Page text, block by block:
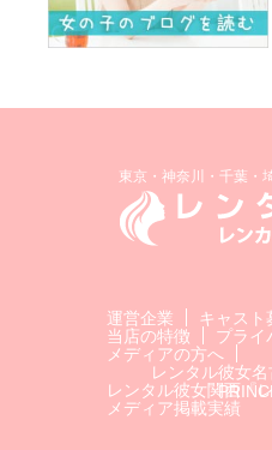
東京・神奈川・千葉・
運営企業 キャスト
当店の特徴
プライ
メディアの方へ
レンタル彼女
レンタル彼女関西『
メディア掲載実績